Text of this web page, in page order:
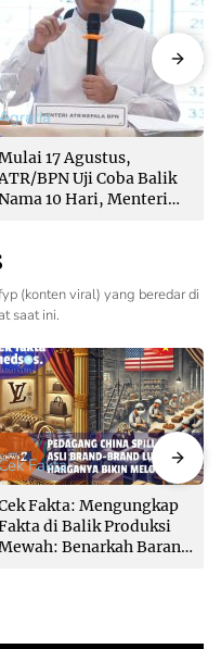
17 Agustus,
BPN Uji Coba Balik
10 Hari, Menteri
(konten viral) yang beredar di
saat ini.
Fakta
Fakta: Mengungkap
di Balik Produksi
Benarkah Barang